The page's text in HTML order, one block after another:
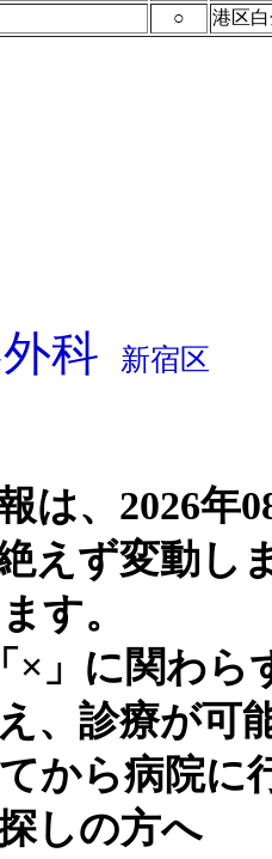
○ 港区
科 新宿区
は、2026年
えず変動し
す。
×」に関わら
、診療が可
から病院に
しの方へ